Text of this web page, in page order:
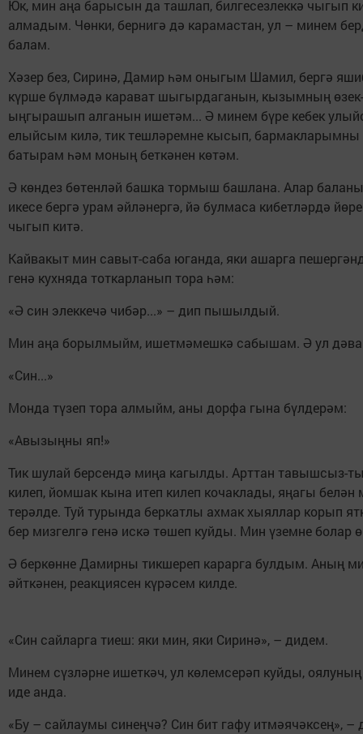
Юк, мин аңа барысын да ташлап, билгесезлеккә чыгып
алмадым. Чөнки, бернигә дә карамастан, ул – минем
балам.
Хәзер без, Сиринә, Дамир һәм оныгым Шамил, бергә
күрше бүлмәдә карават шыгырдаганын, кызымның өзек-
ыңгырашып алганын ишетәм... Ә минем бүре кебек
елыйсым килә, тик тешләремне кысып, бармакларымны
батырам һәм моның беткәнен көтәм.
Ә көндез бөтенләй башка тормыш башлана. Алар
икесе бергә урам әйләнергә, йә булмаса кибетләрдә
чыгып китә.
Кайвакыт мин савыт-саба юганда, яки ашарга
генә кухняда тоткарланып тора һәм:
«Ә син элеккечә чибәр...» – дип пышылдый.
Мин аңа борылмыйм, ишетмәмешкә сабышам. Ә ул
«Син...»
Монда түзеп тора алмыйм, аны дорфа гына бүлдерәм:
«Авызыңны яп!»
Тик шулай берсендә миңа кагылды. Арттан тавышсыз-
килеп, йомшак кына итеп килеп кочаклады, яңагы
терәлде. Туй турында беркатлы ахмак хыяллар корып
бер мизгелгә генә искә төшеп куйды. Мин үземне болар
Ә беркөнне Дамирны тикшереп карарга булдым. Аның
әйткәнен, реакциясен күрәсем килде.
«Син сайларга тиеш: яки мин, яки Сиринә», – дидем.
Минем сүзләрне ишеткәч, ул көлемсерәп куйды,
иде анда.
«Бу – сайлаумы синеңчә? Син бит гафу итмәячәксең», –